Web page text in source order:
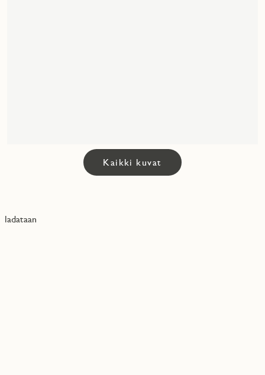
Kaikki kuvat
ladataan